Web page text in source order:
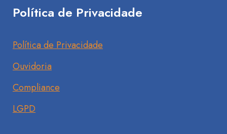
Política de Privacidade
Política de Privacidade
Ouvidoria
Compliance
LGPD